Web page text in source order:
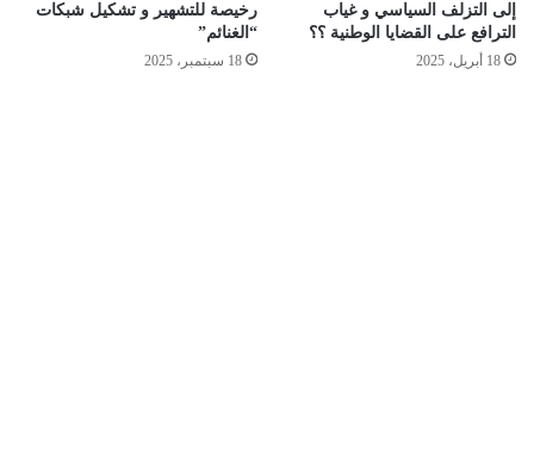
إلى التزلف السياسي و غياب
الترافع على القضايا الوطنية ؟؟
18 أبريل، 2025
رخيصة للتشهير و تشكيل شبكات
“الغنائم”
18 سبتمبر، 2025